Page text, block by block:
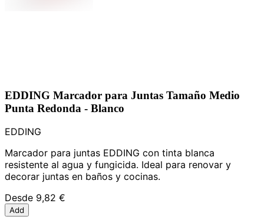
EDDING Marcador para Juntas Tamaño Medio
Punta Redonda - Blanco
EDDING
Marcador para juntas EDDING con tinta blanca
resistente al agua y fungicida. Ideal para renovar y
decorar juntas en baños y cocinas.
Desde 9,82 €
Add